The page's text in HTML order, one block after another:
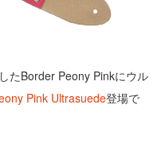
たBorder Peony Pinkにウル
Pink Ultrasuede登場で